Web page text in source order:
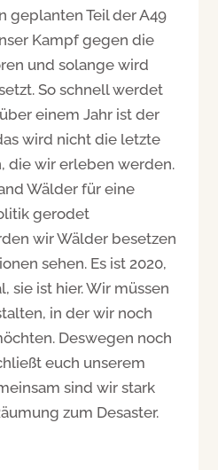
geplanten Teil der A49
Kampf gegen die
und solange wird
So schnell werdet
einem Jahr ist der
wird nicht die letzte
die wir erleben werden.
Wälder für eine
gerodet
wir Wälder besetzen
sehen. Es ist 2020,
sie ist hier. Wir müssen
in der wir noch
Deswegen noch
euch unserem
sind wir stark
zum Desaster.